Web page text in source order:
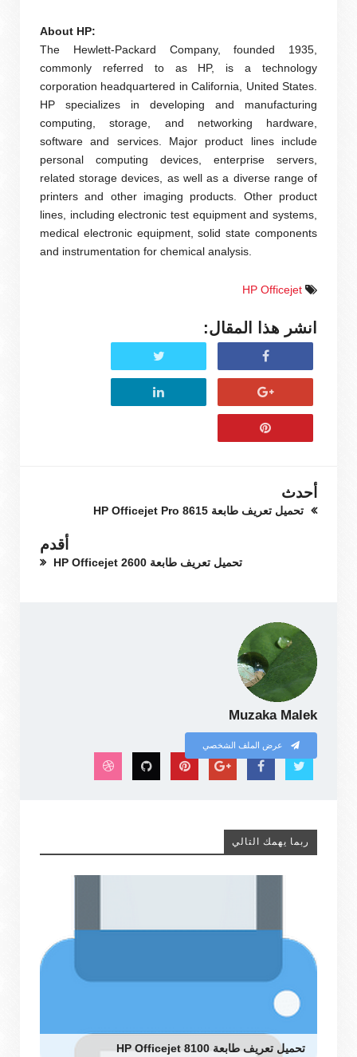
About HP:
The Hewlett-Packard Company, founded 1935,
commonly referred to as HP, is a technology
corporation headquartered in California, United States.
HP specializes in developing and manufacturing
computing, storage, and networking hardware,
software and services. Major product lines include
personal computing devices, enterprise servers,
related storage devices, as well as a diverse range of
printers and other imaging products. Other product
lines, including electronic test equipment and systems,
medical electronic equipment, solid state components
and instrumentation for chemical analysis.
HP Officejet
انشر هذا المقال:
أحدث
تحميل تعريف طابعة HP Officejet Pro 8615
أقدم
تحميل تعريف طابعة HP Officejet 2600
Muzaka Malek
عرض الملف الشخصي
ربما يهمك التالي
تحميل تعريف طابعة HP Officejet 8100